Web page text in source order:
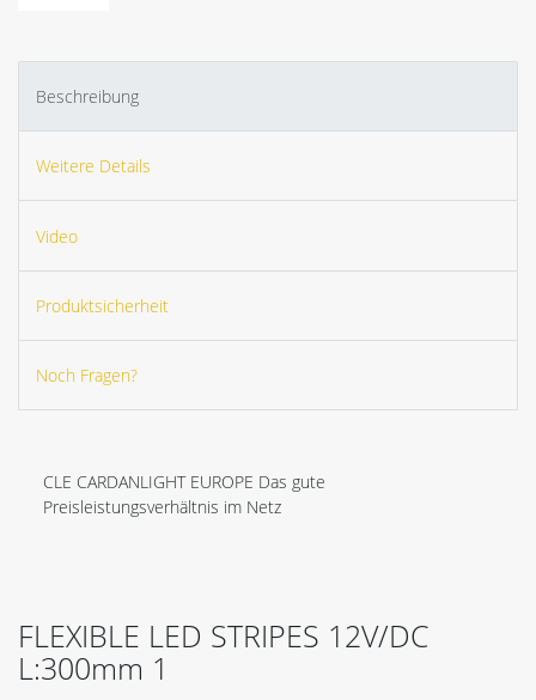
Beschreibung
Weitere Details
Video
Produktsicherheit
Noch Fragen?
CLE CARDANLIGHT EUROPE Das gute
Preisleistungsverhältnis im Netz
FLEXIBLE LED STRIPES 12V/DC
L:300mm 1